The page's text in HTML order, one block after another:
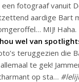
fotograaf vanuit
aardige Bart
MIJ! Haha.
wel van
teruggezien die
te gek!
op sta…